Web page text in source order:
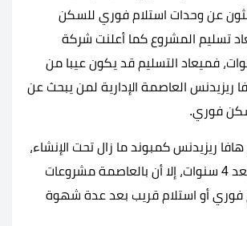
عن وحدات استلام فوري للسكن
تسليم المشروع كما أعلنت شركة
بعد 4 سنوات، فميعاد التسليم قد يكون عيبا من
ريزيدنس العاصمة الإدارية لمن يبحث عن
فوري.
ريزيدنس كمبوند ما زال تحت الإنشاء،
وميعاد تسليمه بعد 4 سنوات، إلا أن بالعاصمة مشروعات
فوري أو استلام قريب بعد عدة شهوة